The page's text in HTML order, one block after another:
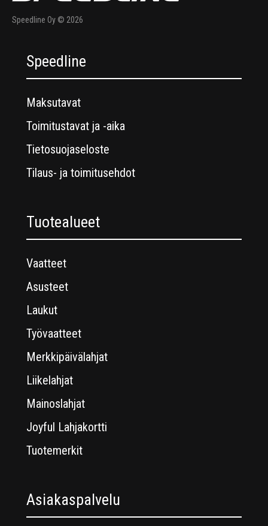
Speedline Oy © 2026
Speedline
Maksutavat
Toimitustavat ja -aika
Tietosuojaseloste
Tilaus- ja toimitusehdot
Tuotealueet
Vaatteet
Asusteet
Laukut
Työvaatteet
Merkkipäivälahjat
Liikelahjat
Mainoslahjat
Joyful Lahjakortti
Tuotemerkit
Asiakaspalvelu